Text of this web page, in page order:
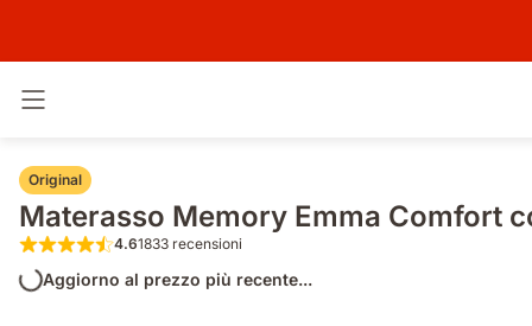
Original
Materasso Memory Emma Comfort
4.6 su 5 stelle 1833 recensioni
4.61833 recensioni
Aggiorno al prezzo più recente...